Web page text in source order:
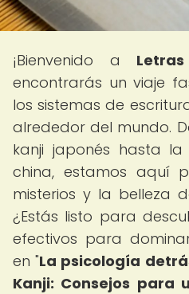
¡Bienvenido a
encontrarás un viaje
los sistemas de
alrededor del mundo.
kanji japonés hasta
china, estamos aquí
misterios y la belleza
¿Estás listo para
efectivos para
en "La psicología
Kanji: Consejos para